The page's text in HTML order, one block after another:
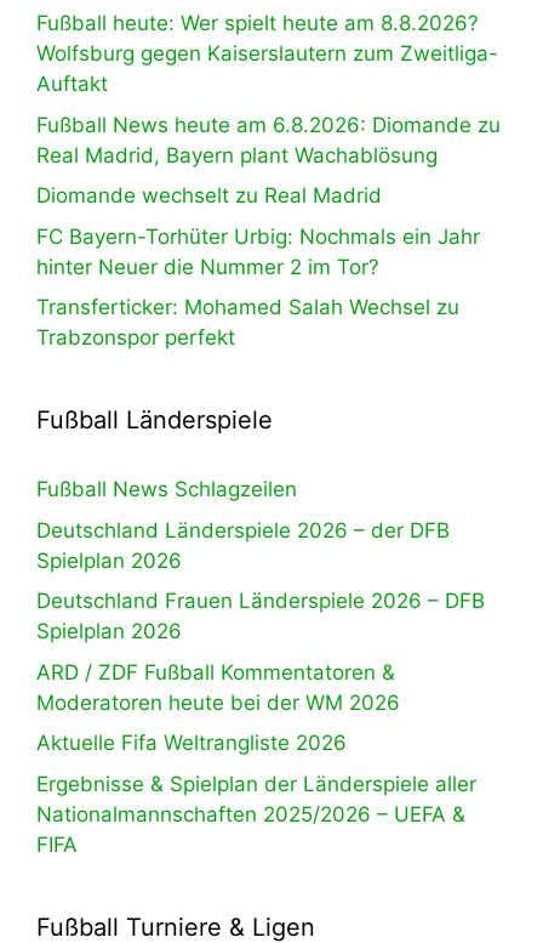
Fußball heute: Wer spielt heute am 8.8.2026?
Wolfsburg gegen Kaiserslautern zum Zweitliga-
Auftakt
Fußball News heute am 6.8.2026: Diomande zu
Real Madrid, Bayern plant Wachablösung
Diomande wechselt zu Real Madrid
FC Bayern-Torhüter Urbig: Nochmals ein Jahr
hinter Neuer die Nummer 2 im Tor?
Transferticker: Mohamed Salah Wechsel zu
Trabzonspor perfekt
Fußball Länderspiele
Fußball News Schlagzeilen
Deutschland Länderspiele 2026 – der DFB
Spielplan 2026
Deutschland Frauen Länderspiele 2026 – DFB
Spielplan 2026
ARD / ZDF Fußball Kommentatoren &
Moderatoren heute bei der WM 2026
Aktuelle Fifa Weltrangliste 2026
Ergebnisse & Spielplan der Länderspiele aller
Nationalmannschaften 2025/2026 – UEFA &
FIFA
Fußball Turniere & Ligen